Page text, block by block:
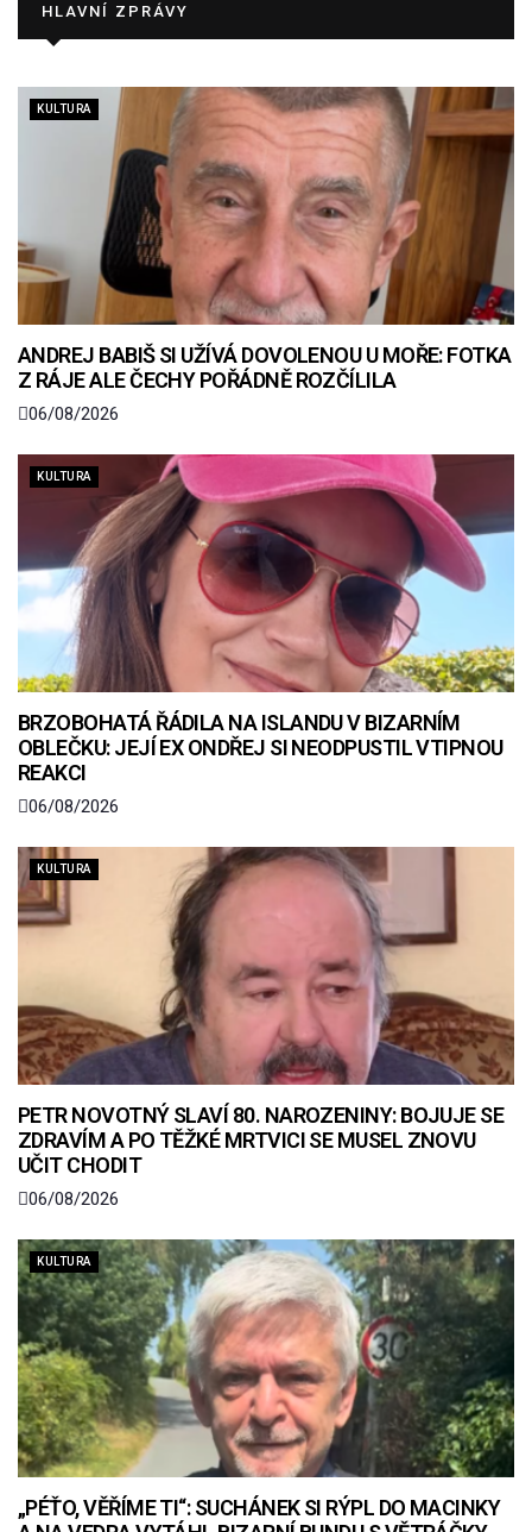
HLAVNÍ ZPRÁVY
KULTURA
ANDREJ BABIŠ SI UŽÍVÁ DOVOLENOU U MOŘE: FOTKA
Z RÁJE ALE ČECHY POŘÁDNĚ ROZČÍLILA
06/08/2026
KULTURA
BRZOBOHATÁ ŘÁDILA NA ISLANDU V BIZARNÍM
OBLEČKU: JEJÍ EX ONDŘEJ SI NEODPUSTIL VTIPNOU
REAKCI
06/08/2026
KULTURA
PETR NOVOTNÝ SLAVÍ 80. NAROZENINY: BOJUJE SE
ZDRAVÍM A PO TĚŽKÉ MRTVICI SE MUSEL ZNOVU
UČIT CHODIT
06/08/2026
KULTURA
„PÉŤO, VĚŘÍME TI“: SUCHÁNEK SI RÝPL DO MACINKY